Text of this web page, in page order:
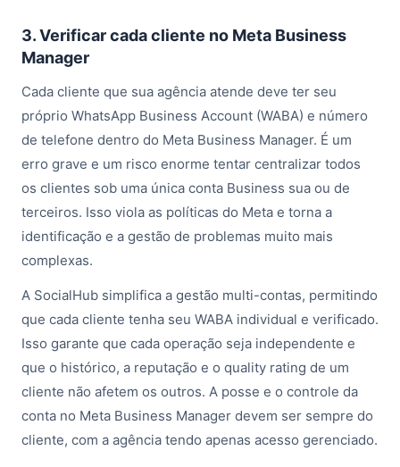
3. Verificar cada cliente no Meta Business
Manager
Cada cliente que sua agência atende deve ter seu
próprio WhatsApp Business Account (WABA) e número
de telefone dentro do Meta Business Manager. É um
erro grave e um risco enorme tentar centralizar todos
os clientes sob uma única conta Business sua ou de
terceiros. Isso viola as políticas do Meta e torna a
identificação e a gestão de problemas muito mais
complexas.
A SocialHub simplifica a gestão multi-contas, permitindo
que cada cliente tenha seu WABA individual e verificado.
Isso garante que cada operação seja independente e
que o histórico, a reputação e o quality rating de um
cliente não afetem os outros. A posse e o controle da
conta no Meta Business Manager devem ser sempre do
cliente, com a agência tendo apenas acesso gerenciado.